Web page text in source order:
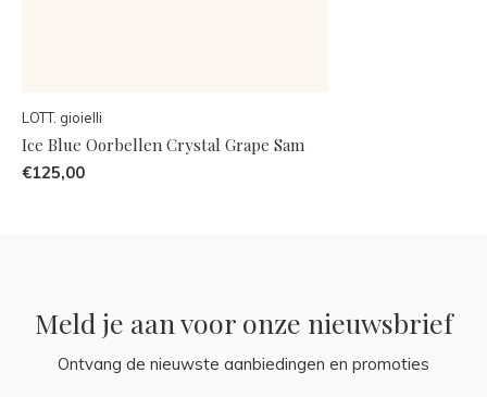
LOTT. gioielli
Ice Blue Oorbellen Crystal Grape Sam
€125,00
Meld je aan voor onze nieuwsbrief
Ontvang de nieuwste aanbiedingen en promoties